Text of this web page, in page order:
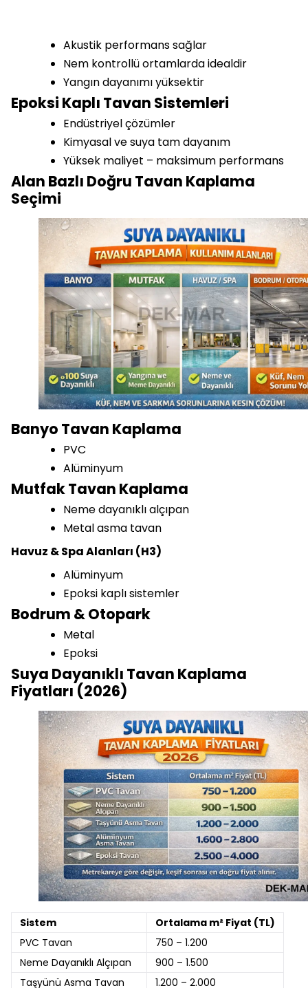
Akustik performans sağlar
Nem kontrollü ortamlarda idealdir
Yangın dayanımı yüksektir
Epoksi Kaplı Tavan Sistemleri
Endüstriyel çözümler
Kimyasal ve suya tam dayanım
Yüksek maliyet – maksimum performans
Alan Bazlı Doğru Tavan Kaplama
Seçimi
Banyo Tavan Kaplama
PVC
Alüminyum
Mutfak Tavan Kaplama
Neme dayanıklı alçıpan
Metal asma tavan
Havuz & Spa Alanları (H3)
Alüminyum
Epoksi kaplı sistemler
Bodrum & Otopark
Metal
Epoksi
Suya Dayanıklı Tavan Kaplama
Fiyatları (2026)
Sistem
Ortalama m² Fiyat (TL)
PVC Tavan
750 – 1.200
Neme Dayanıklı Alçıpan
900 – 1.500
Taşyünü Asma Tavan
1.200 – 2.000